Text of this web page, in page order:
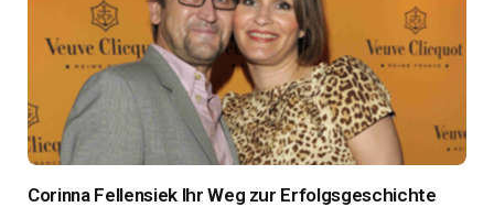
Corinna Fellensiek Ihr Weg zur Erfolgsgeschichte